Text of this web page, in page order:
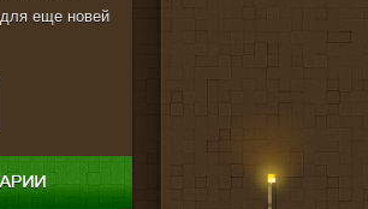
для еще новей